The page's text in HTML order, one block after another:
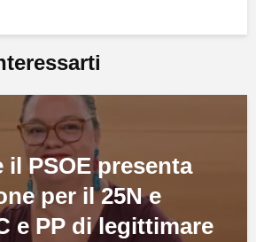
il PSOE presenta
per il 25N e
e PP di legittimare